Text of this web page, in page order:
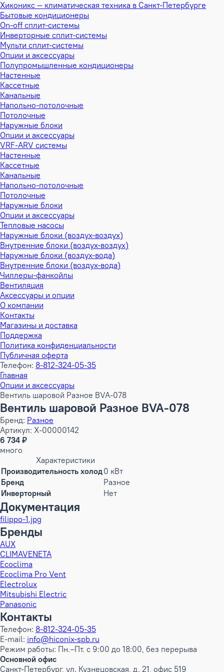
Хиконикс — климатическая техника в Санкт-Петербурге
Бытовые кондиционеры
On-off сплит-системы
Инверторные сплит-системы
Мульти сплит-системы
Опции и аксессуары
Полупромышленные кондиционеры
Настенные
Кассетные
Канальные
Напольно-потолочные
Потолочные
Наружные блоки
Опции и аксессуары
VRF-ARV системы
Настенные
Кассетные
Канальные
Напольно-потолочные
Потолочные
Наружные блоки
Опции и аксессуары
Тепловые насосы
Наружные блоки (воздух-воздух)
Внутренние блоки (воздух-воздух)
Наружные блоки (воздух-вода)
Внутренние блоки (воздух-вода)
Чиллеры-фанкойлы
Вентиляция
Аксессуары и опции
О компании
Контакты
Магазины и доставка
Поддержка
Политика конфиденциальности
Публичная оферта
Телефон: 8-812-324-05-35
Главная
Опции и аксессуары
Вентиль шаровой Разное BVA-078
Вентиль шаровой Разное BVA-078
Бренд: Разное
Артикул: X-00000142
6 734 ₽
много
Характеристики
Производительность холод0 кВт
Бренд
Разное
Инверторный
Нет
Документация
filippo-1.jpg
Бренды
AUX
CLIMAVENETA
Ecoclima
Ecoclima Pro Vent
Electrolux
Mitsubishi Electric
Panasonic
Контакты
Телефон: 8-812-324-05-35
E-mail: info@hiconix-spb.ru
Режим работы: Пн.–Пт. с 9:00 до 18:00, без перерыва
Основной офис
Санкт-Петербург, ул. Кузнецовская, д. 21, офис 519